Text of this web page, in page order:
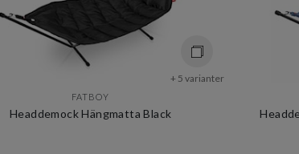
+ 5 varianter
FATBOY
Headdemock Hängmatta Black